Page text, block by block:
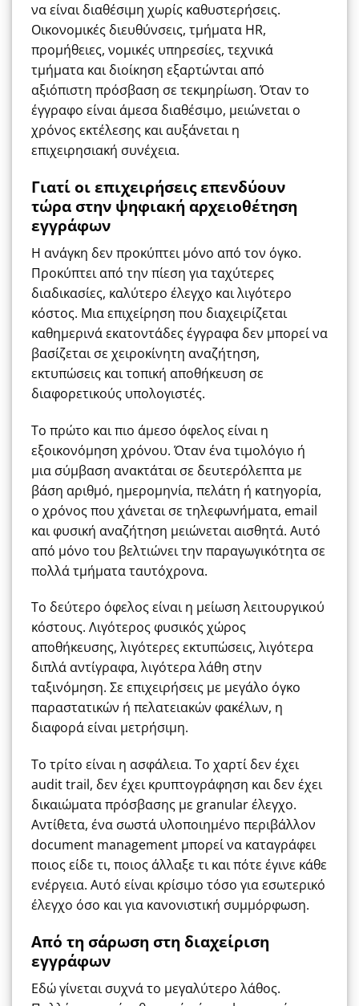
να είναι διαθέσιμη χωρίς καθυστερήσεις.
Οικονομικές διευθύνσεις, τμήματα HR,
προμήθειες, νομικές υπηρεσίες, τεχνικά
τμήματα και διοίκηση εξαρτώνται από
αξιόπιστη πρόσβαση σε τεκμηρίωση. Όταν το
έγγραφο είναι άμεσα διαθέσιμο, μειώνεται ο
χρόνος εκτέλεσης και αυξάνεται η
επιχειρησιακή συνέχεια.
Γιατί οι επιχειρήσεις επενδύουν
τώρα στην ψηφιακή αρχειοθέτηση
εγγράφων
Η ανάγκη δεν προκύπτει μόνο από τον όγκο.
Προκύπτει από την πίεση για ταχύτερες
διαδικασίες, καλύτερο έλεγχο και λιγότερο
κόστος. Μια επιχείρηση που διαχειρίζεται
καθημερινά εκατοντάδες έγγραφα δεν μπορεί να
βασίζεται σε χειροκίνητη αναζήτηση,
εκτυπώσεις και τοπική αποθήκευση σε
διαφορετικούς υπολογιστές.
Το πρώτο και πιο άμεσο όφελος είναι η
εξοικονόμηση χρόνου. Όταν ένα τιμολόγιο ή
μια σύμβαση ανακτάται σε δευτερόλεπτα με
βάση αριθμό, ημερομηνία, πελάτη ή κατηγορία,
ο χρόνος που χάνεται σε τηλεφωνήματα, email
και φυσική αναζήτηση μειώνεται αισθητά. Αυτό
από μόνο του βελτιώνει την παραγωγικότητα σε
πολλά τμήματα ταυτόχρονα.
Το δεύτερο όφελος είναι η μείωση λειτουργικού
κόστους. Λιγότερος φυσικός χώρος
αποθήκευσης, λιγότερες εκτυπώσεις, λιγότερα
διπλά αντίγραφα, λιγότερα λάθη στην
ταξινόμηση. Σε επιχειρήσεις με μεγάλο όγκο
παραστατικών ή πελατειακών φακέλων, η
διαφορά είναι μετρήσιμη.
Το τρίτο είναι η ασφάλεια. Το χαρτί δεν έχει
audit trail, δεν έχει κρυπτογράφηση και δεν έχει
δικαιώματα πρόσβασης με granular έλεγχο.
Αντίθετα, ένα σωστά υλοποιημένο περιβάλλον
document management μπορεί να καταγράφει
ποιος είδε τι, ποιος άλλαξε τι και πότε έγινε κάθε
ενέργεια. Αυτό είναι κρίσιμο τόσο για εσωτερικό
έλεγχο όσο και για κανονιστική συμμόρφωση.
Από τη σάρωση στη διαχείριση
εγγράφων
Εδώ γίνεται συχνά το μεγαλύτερο λάθος.